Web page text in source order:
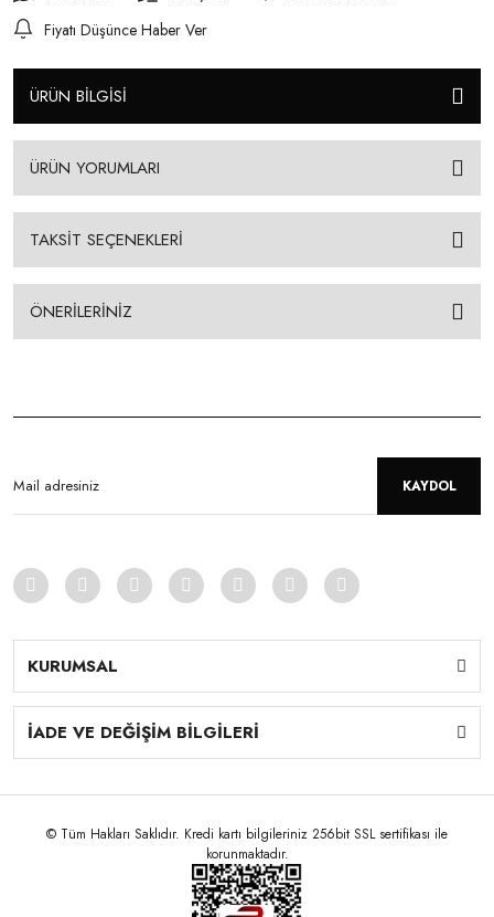
Fiyatı Düşünce Haber Ver
ÜRÜN BİLGİSİ
ÜRÜN YORUMLARI
TAKSİT SEÇENEKLERİ
ÖNERİLERİNİZ
KAYDOL
KURUMSAL
İADE VE DEĞİŞİM BİLGİLERİ
© Tüm Hakları Saklıdır. Kredi kartı bilgileriniz 256bit SSL sertifikası ile
korunmaktadır.